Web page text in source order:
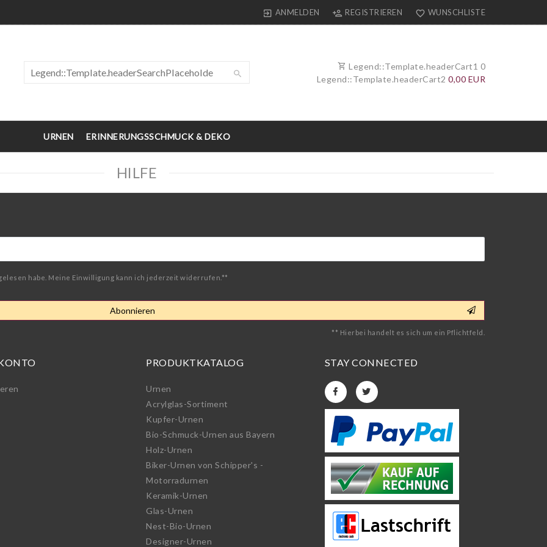
ANMELDEN REGISTRIEREN WUNSCHLISTE
Legend::Template.headerCart1 0
Legend::Template.headerCart2 0,00 EUR
URNEN ERINNERUNGSSCHMUCK & DEKO
HILFE
habe. Meine Einwilligung kann ich jederzeit widerrufen.**
Abonnieren
** Hierbei handelt es sich um ein Pflichtfeld.
PRODUKTKATALOG
Urnen
Acrylglas-Sortiment
Kupfer-Urnen
Bio-Schmuck-Urnen aus Bayern
Holz-Urnen
Biker-Urnen von Schipper's -
Motorradurnen
Keramik-Urnen
Glas-Urnen
Nest-Bio-Urnen
Designer-Urnen
STAY CONNECTED